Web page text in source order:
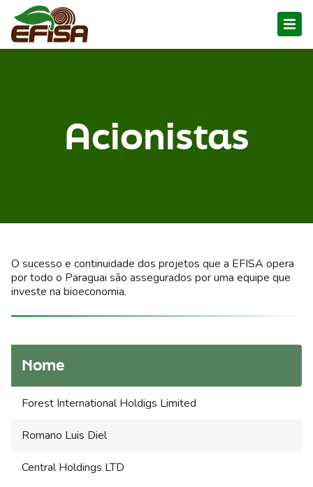
Acionistas
O sucesso e continuidade dos projetos que a EFISA opera
por todo o Paraguai são assegurados por uma equipe que
investe na bioeconomia.
Nome
Forest International Holdigs Limited
Romano Luis Diel
Central Holdings LTD